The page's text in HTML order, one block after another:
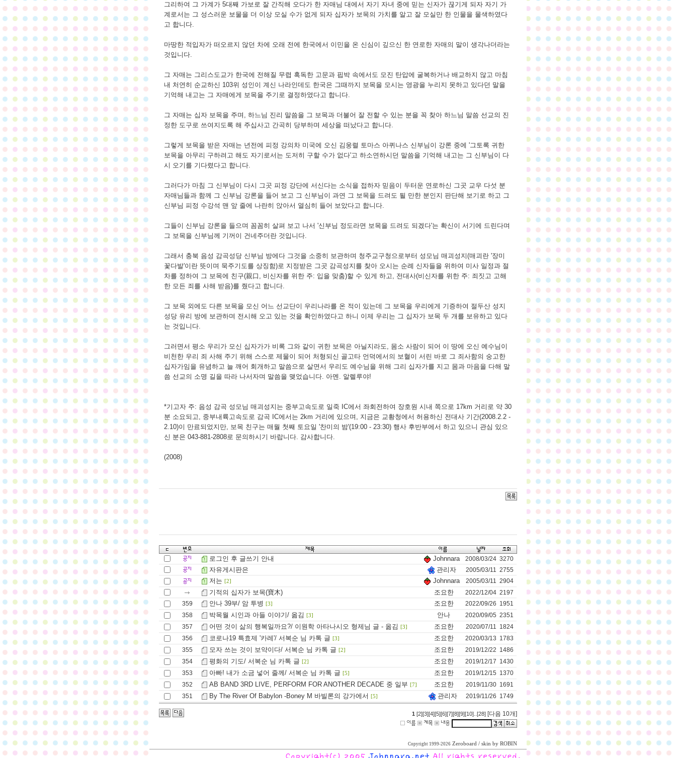
​그리하여 그 가계가 5대째 가보로 잘 간직해 오다가 한 자매님 대에서 자기 자녀 중에 믿는 신자가 끊기게 되자 자기 가
계로서는 그 성스러운 보물을 더 이상 모실 수가 없게 되자 십자가 보목의 가치를 알고 잘 모실만 한 인물을 물색하였다
고 합니다.
​마땅한 적입자가 떠오르지 않던 차에 오래 전에 한국에서 이민을 온 신심이 깊으신 한 연로한 자매의 말이 생각나더라는
것입니다.
​그 자매는 그리스도교가 한국에 전해질 무렵 혹독한 고문과 핍박 속에서도 모진 탄압에 굴복하거나 배교하지 않고 마침
내 처연히 순교하신 103위 성인이 계신 나라인데도 한국은 그때까지 보목을 모시는 영광을 누리지 못하고 있다던 말을
기억해 내고는 그 자매에게 보목을 주기로 결정하였다고 합니다.
​그 자매는 십자 보목을 주며, 하느님 진리 말씀을 그 보목과 더불어 잘 전할 수 있는 분을 꼭 찾아 하느님 말씀 선교의 진
정한 도구로 쓰여지도록 해 주십사고 간곡히 당부하며 세상을 떠났다고 합니다.
​그렇게 보목을 받은 자매는 년전에 피정 강의차 미국에 오신 김웅렬 토마스 아퀴나스 신부님이 강론 중에 '그토록 귀한
보목을 아무리 구하려고 해도 자기로서는 도저히 구할 수가 없다'고 하소연하시던 말씀을 기억해 내고는 그 신부님이 다
시 오기를 기다렸다고 합니다.
​그러다가 마침 그 신부님이 다시 그곳 피정 강단에 서신다는 소식을 접하자 믿음이 두터운 연로하신 그곳 교우 다섯 분
자매님들과 함께 그 신부님 강론을 들어 보고 그 신부님이 과연 그 보목을 드려도 될 만한 분인지 판단해 보기로 하고 그
신부님 피정 수강석 맨 앞 줄에 나란히 앉아서 열심히 들어 보았다고 합니다.
​그들이 신부님 강론을 들으며 꼼꼼히 살펴 보고 나서 '신부님 정도라면 보목을 드려도 되겠다'는 확신이 서기에 드린다며
그 보목을 신부님께 기꺼이 건네주더란 것입니다.
​그래서 충북 음성 감곡성당 신부님 방에다 그것을 소중히 보관하며 청주교구청으로부터 성모님 매괴성지(매괴란 '장미
꽃다발'이란 뜻이며 묵주기도를 상징함)로 지정받은 그곳 감곡성지를 찾아 오시는 순례 신자들을 위하여 미사 일정과 절
차를 정하여 그 보목에 친구(親口, 비신자를 위한 주: 입을 맞춤)할 수 있게 하고, 전대사(비신자를 위한 주: 죄짓고 고해
한 모든 죄를 사해 받음)를 줬다고 합니다.
​그 보목 외에도 다른 보목을 모신 어느 선교단이 우리나라를 온 적이 있는데 그 보목을 우리에게 기증하여 절두산 성지
성당 유리 방에 보관하며 전시해 오고 있는 것을 확인하였다고 하니 이제 우리는 그 십자가 보목 두 개를 보유하고 있다
는 것입니다.
​그러면서 평소 우리가 모신 십자가가 비록 그와 같이 귀한 보목은 아닐지라도, 몸소 사람이 되어 이 땅에 오신 예수님이
비천한 우리 죄 사해 주기 위해 스스로 제물이 되어 처형되신 골고타 언덕에서의 보혈이 서린 바로 그 죄사함의 숭고한
십자가임을 유념하고 늘 깨어 회개하고 말씀으로 살면서 우리도 예수님을 위해 그리 십자가를 지고 몸과 마음을 다해 말
씀 선교의 소명 길을 따라 나서자며 말씀을 맺었습니다. 아멘. 알렐루야!
*기고자 주: 음성 감곡 성모님 매괴성지는 중부고속도로 일죽 IC에서 좌회전하여 장호원 시내 쪽으로 17km 거리로 약 30
분 소요되고, 중부내륙고속도로 감곡 IC에서는 2km 거리에 있으며, 지금은 교황청에서 허용하신 전대사 기간(2008.2.2 -
2.10)이 만료되었지만, 보목 친구는 매월 첫째 토요일 '찬미의 밤'(19:00 - 23:30) 행사 후반부에서 하고 있으니 관심 있으
신 분은 043-881-2808로 문의하시기 바랍니다. 감사합니다.
(2008)
로그인 후 글쓰기 안내 Johnnara 2008/03/24 3270
자유게시판은 관리자 2005/03/11 2755
저는 [2] Johnnara 2005/03/11 2904
기적의 십자가 보목(寶木) 조요한 2022/12/04 2197
359
안나 39부/ 암 투병 [3] 조요한 2022/09/26 1951
358
박목월 시인과 아들 이야기/ 옮김 [3] 안나 2020/09/05 2351
357
어떤 것이 삶의 행복일까요?/ 이원학 아타나시오 형제님 글 - 옮김 [3] 조요한 2020/07/11 1824
356
코로나19 특효제 '카레'/ 서복순 님 카톡 글 [3] 조요한 2020/03/13 1783
355
모자 쓰는 것이 보약이다/ 서복순 님 카톡 글 [2] 조요한 2019/12/22 1486
354
평화의 기도/ 서복순 님 카톡 글 [2] 조요한 2019/12/17 1430
353
아빠! 내가 소금 넣어 줄께/ 서복순 님 카톡 글 [5] 조요한 2019/12/15 1370
352
AB BAND 3RD LIVE, PERFORM FOR ANOTHER DECADE 중 일부 [7] 조요한 2019/11/30 1691
351
By The River Of Babylon -Boney M 바빌론의 강가에서 [5] 관리자 2019/11/26 1749
1 [2][3][4][5][6][7][8][9][10] [28] [다음 10개]
Copyright 1999-2026 Zeroboard / skin by ROBIN